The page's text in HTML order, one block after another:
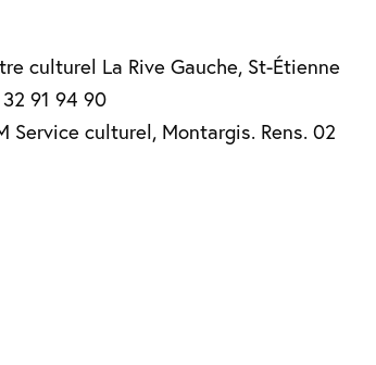
culturel La Rive Gauche, St-Étienne
91 94 90
Service culturel, Montargis. Rens. 02